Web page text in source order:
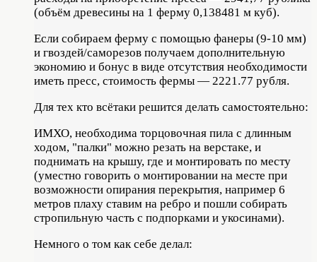
(объём древесины на 1 ферму 0,138481 м куб).
Если собираем ферму с помощью фанеры (9-10 мм)
и гвоздей/саморезов получаем дополнительную
экономию и бонус в виде отсутствия необходимости
иметь пресс, стоимость фермы — 2221.77 рубля.
Для тех кто всётаки решится делать самостоятельно:
ИМХО, необходима торцовочная пила с длинным
ходом, "палки" можно резать на верстаке, и
поднимать на крышу, где и монтировать по месту
(уместно говорить о монтировании на месте при
возможности опирания перекрытия, например 6
метров плаху ставим на ребро и пошли собирать
стропильную часть с подпорками и укосинами).
Немного о том как себе делал: